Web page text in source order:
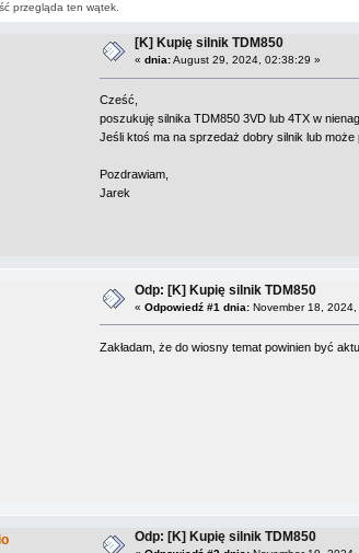
przegląda ten wątek.
[K] Kupię silnik TDM850
« dnia:August 29, 2024, 02:38:29 »
Cześć,
poszukuję silnika TDM850 3VD lub 4TX w
Jeśli ktoś ma na sprzedaż dobry silnik lub
Pozdrawiam,
Jarek
Odp: [K] Kupię silnik TDM850
« Odpowiedź #1 dnia:November 18, 2024,
Zakładam, że do wiosny temat powinien być
Odp: [K] Kupię silnik TDM850